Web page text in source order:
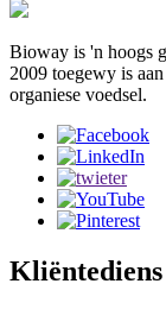
Bioway is 'n hoogs
2009 toegewy is
organiese voedsel.
Kliëntediens